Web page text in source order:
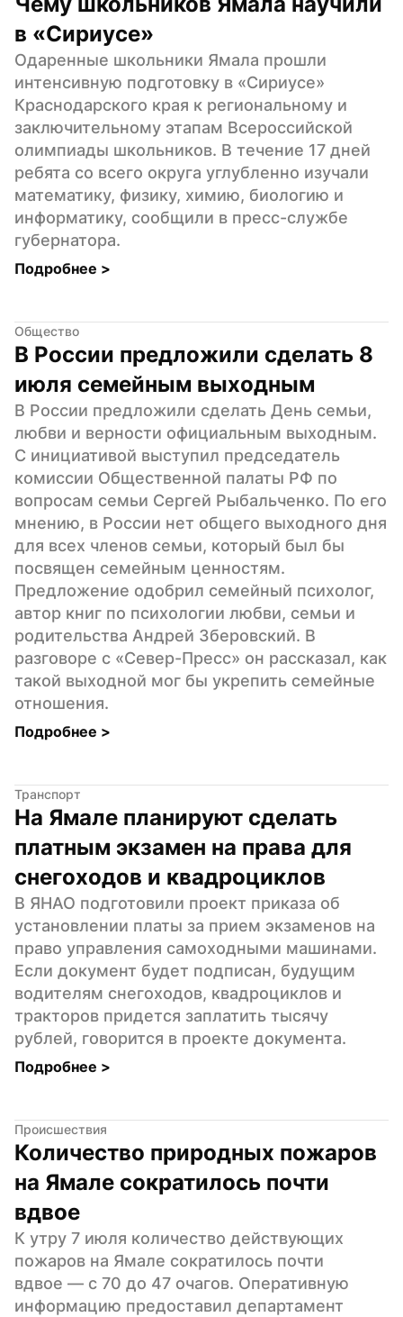
в «Сириусе»
Одаренные школьники Ямала прошли
интенсивную подготовку в «Сириусе»
Краснодарского края к региональному и
заключительному этапам Всероссийской
олимпиады школьников. В течение 17 дней
ребята со всего округа углубленно изучали
математику, физику, химию, биологию и
информатику, сообщили в пресс-службе
губернатора.
Подробнее >
Общество
В России предложили сделать 8
июля семейным выходным
В России предложили сделать День семьи,
любви и верности официальным выходным.
С инициативой выступил председатель
комиссии Общественной палаты РФ по
вопросам семьи Сергей Рыбальченко. По его
мнению, в России нет общего выходного дня
для всех членов семьи, который был бы
посвящен семейным ценностям.
Предложение одобрил семейный психолог,
автор книг по психологии любви, семьи и
родительства Андрей Зберовский. В
разговоре с «Север-Пресс» он рассказал, как
такой выходной мог бы укрепить семейные
отношения.
Подробнее >
Транспорт
На Ямале планируют сделать
платным экзамен на права для
снегоходов и квадроциклов
В ЯНАО подготовили проект приказа об
установлении платы за прием экзаменов на
право управления самоходными машинами.
Если документ будет подписан, будущим
водителям снегоходов, квадроциклов и
тракторов придется заплатить тысячу
рублей, говорится в проекте документа.
Подробнее >
Происшествия
Количество природных пожаров
на Ямале сократилось почти
вдвое
К утру 7 июля количество действующих
пожаров на Ямале сократилось почти
вдвое — с 70 до 47 очагов. Оперативную
информацию предоставил департамент